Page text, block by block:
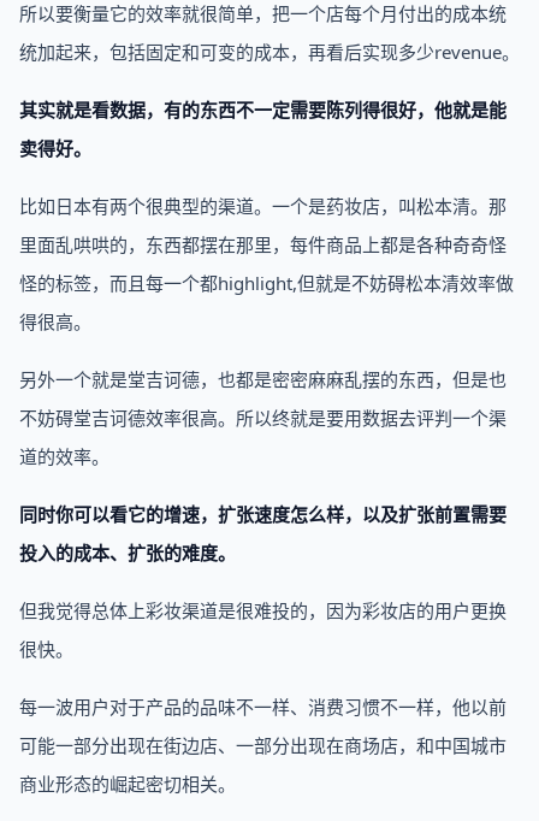
所以要衡量它的效率就很简单，把一个店每个月付出的成本统
统加起来，包括固定和可变的成本，再看后实现多少revenue。
其实就是看数据，有的东西不一定需要陈列得很好，他就是能
卖得好。
比如日本有两个很典型的渠道。一个是药妆店，叫松本清。那
里面乱哄哄的，东西都摆在那里，每件商品上都是各种奇奇怪
怪的标签，而且每一个都highlight,但就是不妨碍松本清效率做
得很高。
另外一个就是堂吉诃德，也都是密密麻麻乱摆的东西，但是也
不妨碍堂吉诃德效率很高。所以终就是要用数据去评判一个渠
道的效率。
同时你可以看它的增速，扩张速度怎么样，以及扩张前置需要
投入的成本、扩张的难度。
但我觉得总体上彩妆渠道是很难投的，因为彩妆店的用户更换
很快。
每一波用户对于产品的品味不一样、消费习惯不一样，他以前
可能一部分出现在街边店、一部分出现在商场店，和中国城市
商业形态的崛起密切相关。